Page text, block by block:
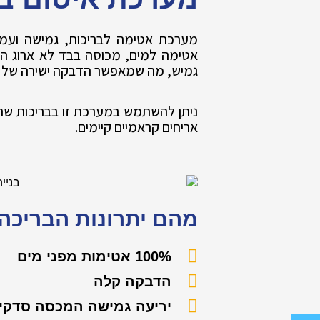
מערכת אטימה לבריכות, גמישה
אטימה למים, מכוסה בבד לא ארוג
גמיש, מה שמאפשר הדבקה ישירה של
ניתן להשתמש במערכת זו בבריכות
אריחים קראמיים קיימים.
מהם יתרונות
100% אטימות מפני מים
הדבקה קלה
יריעה גמישה המכסה